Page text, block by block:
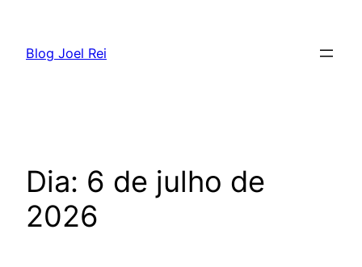
Blog Joel Rei
Dia: 6 de julho de
2026